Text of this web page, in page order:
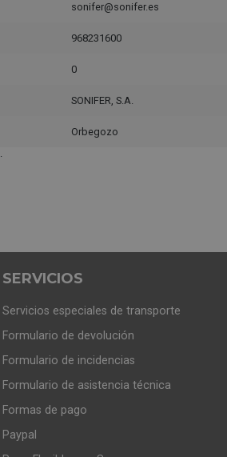
sonifer@sonifer.es
968231600
0
SONIFER, S.A.
Orbegozo
SERVICIOS
Servicios especiales de transporte
Formulario de devolución
Formulario de incidencias
Formulario de asistencia técnica
Formas de pago
Paypal